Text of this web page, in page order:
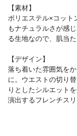
【素材】
ポリエステル×コット
もナチュラルさが感
る生地なので、肌当
【デザイン】
落ち着いた雰囲気を
に。ウエストの切り
りとしたシルエット
演出するフレンチスリ